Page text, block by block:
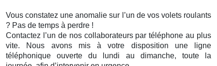
Vous constatez une anomalie sur l’un de vos volets roulants
? Pas de temps à perdre !
Contactez l’un de nos collaborateurs par téléphone au plus
vite. Nous avons mis à votre disposition une ligne
téléphonique ouverte du lundi au dimanche, toute la